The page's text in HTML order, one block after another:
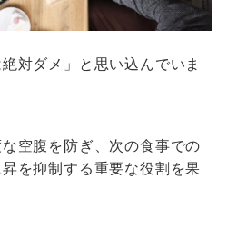
対ダメ」と思い込んでいま
空腹を防ぎ、次の食事での
を抑制する重要な役割を果